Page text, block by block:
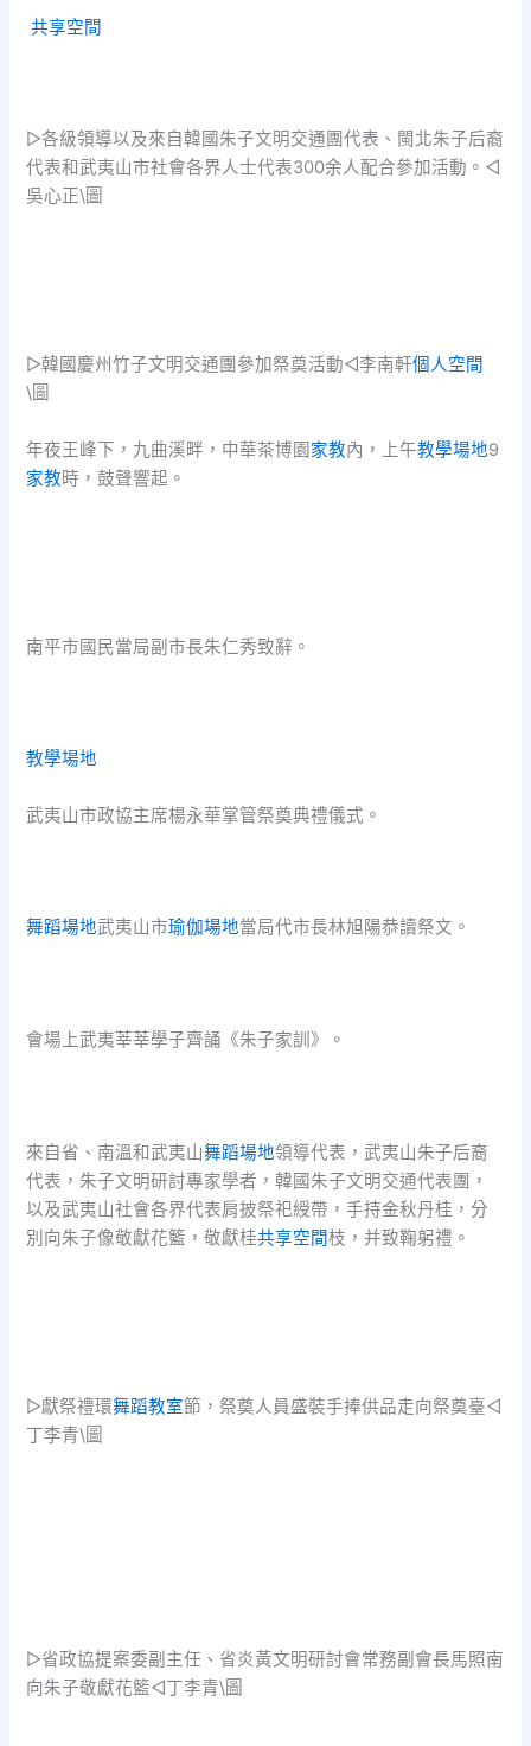
共享空間
▷各級領導以及來自韓國朱子文明交通團代表、閩北朱子后裔
代表和武夷山市社會各界人士代表300余人配合參加活動。◁
吳心正\圖
▷韓國慶州竹子文明交通團參加祭奠活動◁李南軒個人空間
\圖
年夜王峰下，九曲溪畔，中華茶博園家教內，上午教學場地9
家教時，鼓聲響起。
南平市國民當局副市長朱仁秀致辭。
教學場地
武夷山市政協主席楊永華掌管祭奠典禮儀式。
舞蹈場地武夷山市瑜伽場地當局代市長林旭陽恭讀祭文。
會場上武夷莘莘學子齊誦《朱子家訓》。
來自省、南溫和武夷山舞蹈場地領導代表，武夷山朱子后裔
代表，朱子文明研討專家學者，韓國朱子文明交通代表團，
以及武夷山社會各界代表肩披祭祀綬帶，手持金秋丹桂，分
別向朱子像敬獻花籃，敬獻桂共享空間枝，并致鞠躬禮。
▷獻祭禮環舞蹈教室節，祭奠人員盛裝手捧供品走向祭奠臺◁
丁李青\圖
▷省政協提案委副主任、省炎黃文明研討會常務副會長馬照南
向朱子敬獻花籃◁丁李青\圖